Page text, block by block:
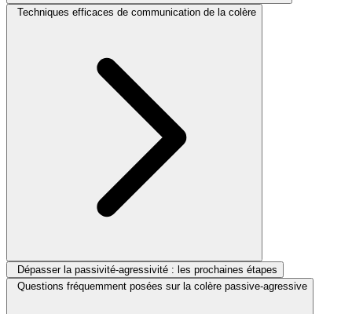
Techniques efficaces de communication de la colère
Dépasser la passivité-agressivité : les prochaines étapes
Questions fréquemment posées sur la colère passive-agressive